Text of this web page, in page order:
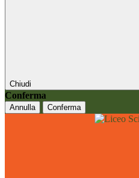
Chiudi
Conferma
Annulla Conferma